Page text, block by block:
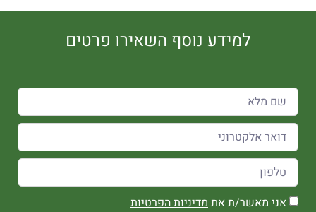
למידע נוסף השאירו פרטים
אני מאשר/ת את מדיניות הפרטיות